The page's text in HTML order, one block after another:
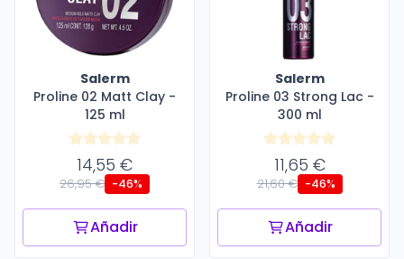
Salerm
Proline 02 Matt Clay -
125 ml
14,55 €
26,95 € -46%
Añadir
Salerm
Proline 03 Strong Lac -
300 ml
11,65 €
21,60 € -46%
Añadir